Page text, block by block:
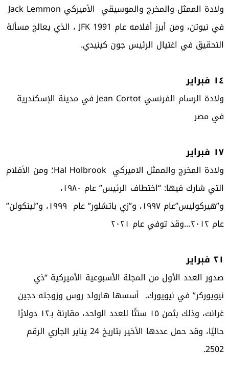
ولادة الممثل والمخرج والموسيقي الأميركي Jack Lemmon
في نيوتن، ومن أبرز أفلامه عام 1991 JFK ، الذي يعالج مسألة
التحقيق في اغتيال الرئيس جون كينيدي.
١٤ فبراير
ولادة الرسام الفرنسي Jean Cortot في مدينة الإسكندرية
في مصر
١٧ فبراير
ولادة المخرج والممثل الاميركي Hal Holbrook؛ ومن الأفلام
التي شارك فيها: “اختطاف الرئيس” عام ١٩٨٠،
و”هيركوليس”عام ١٩٩٧، و”زي باتشلور” عام ١٩٩٩، و”لينكولن”
عام ٢٠١٢…وقد توفي عام ٢٠٢١
٢١ فبراير
صدور العدد الأول من المجلة الأسبوعية الأميركية “ذي
نيويوركر” في نيويورك. أسسها هارولد روس وزوجته دجين
غرانت، وذلك بثمن ١٥ سنتًا للعدد الواحد، مقارنة بـ١٢ دولارًا
حاليًا، وقد حمل عددها الأخير بتاريخ 24 يناير الجاري الرقم
2502.